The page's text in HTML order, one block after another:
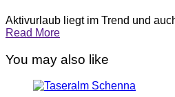
Aktivurlaub liegt im Trend und
Read More
You may also like